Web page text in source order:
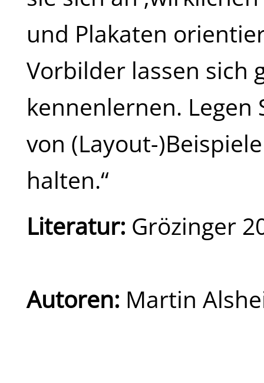
und Plakaten
Vorbilder lassen sich
kennenlernen. Legen
von (Layout-
halten.“
Literatur: Grözinger
Autoren: Martin